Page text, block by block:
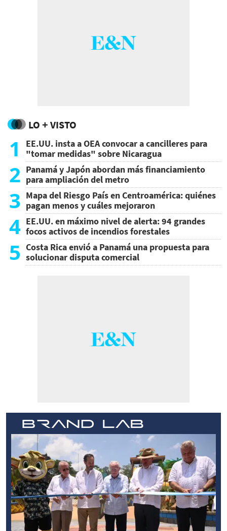
LO + VISTO
1
EE.UU. insta a OEA convocar a cancilleres para
"tomar medidas" sobre Nicaragua
2 Panamá y Japón abordan más financiamiento
para ampliación del metro
3 Mapa del Riesgo País en Centroamérica: quiénes
pagan menos y cuáles mejoraron
4 EE.UU. en máximo nivel de alerta: 94 grandes
focos activos de incendios forestales
5 Costa Rica envió a Panamá una propuesta para
solucionar disputa comercial